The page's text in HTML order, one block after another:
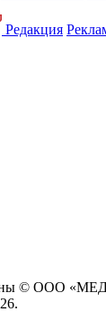
Редакция
© ООО